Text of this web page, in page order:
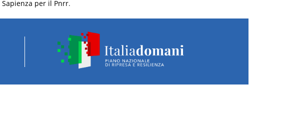
Sapienza per il Pnrr.